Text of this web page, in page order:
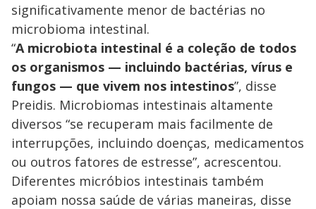
significativamente menor de bactérias no
microbioma intestinal.
“A microbiota intestinal é a coleção de todos
os organismos — incluindo bactérias, vírus e
fungos — que vivem nos intestinos”, disse
Preidis. Microbiomas intestinais altamente
diversos “se recuperam mais facilmente de
interrupções, incluindo doenças, medicamentos
ou outros fatores de estresse”, acrescentou.
Diferentes micróbios intestinais também
apoiam nossa saúde de várias maneiras, disse